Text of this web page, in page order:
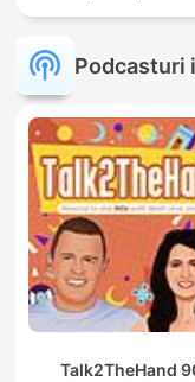
Podcasturi
Talk2TheHand